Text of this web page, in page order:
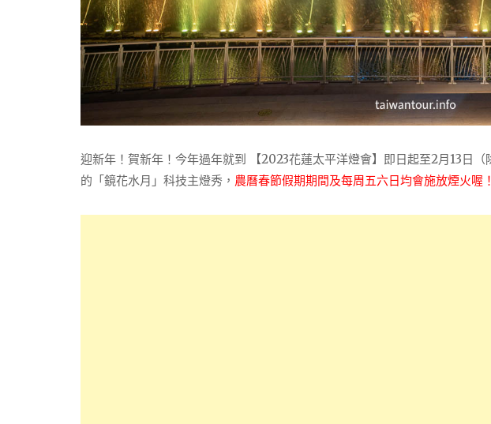
迎新年！賀新年！今年過年就到 【2023花蓮太平洋燈會】即日起至2月13日
的「鏡花水月」科技主燈秀， 農曆春節假期期間及每周五六日均會施放煙火喔！